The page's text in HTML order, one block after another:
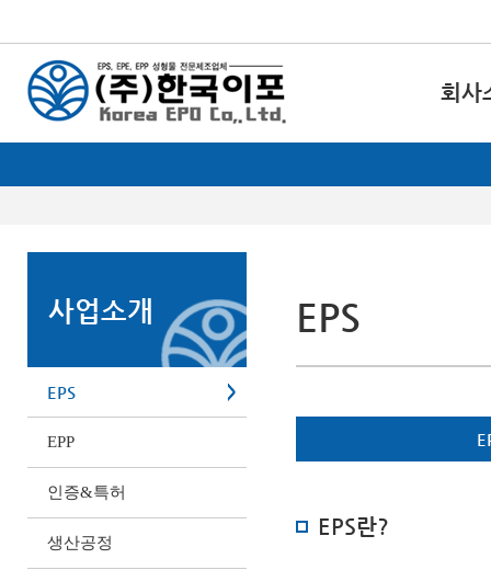
회사
사업소개
EPS
EPP
인증&특허
생산공정
EPS
EPS란?